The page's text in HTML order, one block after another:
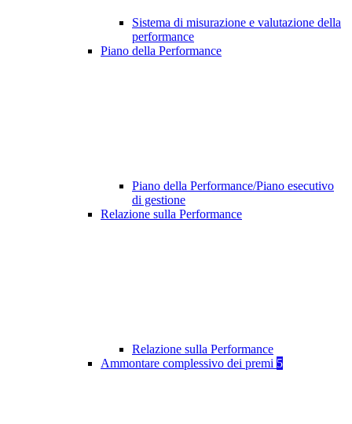
Sistema di misurazione e valutazione della
performance
Piano della Performance
Piano della Performance/Piano esecutivo
di gestione
Relazione sulla Performance
Relazione sulla Performance
Ammontare complessivo dei premi 5